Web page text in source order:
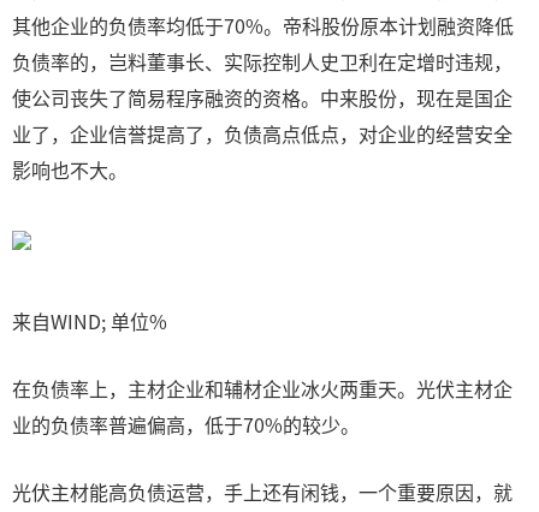
其他企业的负债率均低于70%。帝科股份原本计划融资降低
负债率的，岂料董事长、实际控制人史卫利在定增时违规，
使公司丧失了简易程序融资的资格。中来股份，现在是国企
业了，企业信誉提高了，负债高点低点，对企业的经营安全
影响也不大。
来自WIND; 单位%
在负债率上，主材企业和辅材企业冰火两重天。光伏主材企
业的负债率普遍偏高，低于70%的较少。
光伏主材能高负债运营，手上还有闲钱，一个重要原因，就